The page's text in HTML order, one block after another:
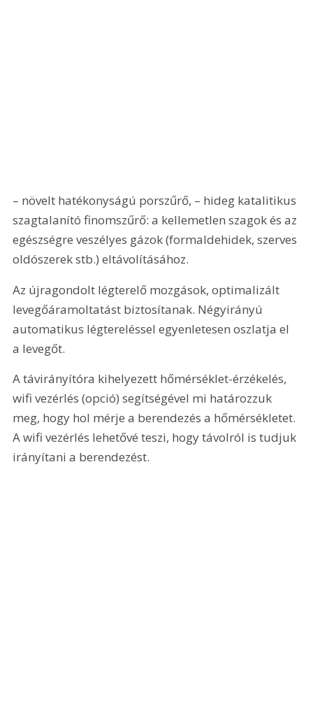
– növelt hatékonyságú porszűrő, – hideg katalitikus
szagtalanító finomszűrő: a kellemetlen szagok és az
egészségre veszélyes gázok (formaldehidek, szerves
oldószerek stb.) eltávolításához.
Az újragondolt légterelő mozgások, optimalizált
levegőáramoltatást biztosítanak. Négyirányú
automatikus légtereléssel egyenletesen oszlatja el
a levegőt.
A távirányítóra kihelyezett hőmérséklet-érzékelés,
wifi vezérlés (opció) segítségével mi határozzuk
meg, hogy hol mérje a berendezés a hőmérsékletet.
A wifi vezérlés lehetővé teszi, hogy távolról is tudjuk
irányítani a berendezést.